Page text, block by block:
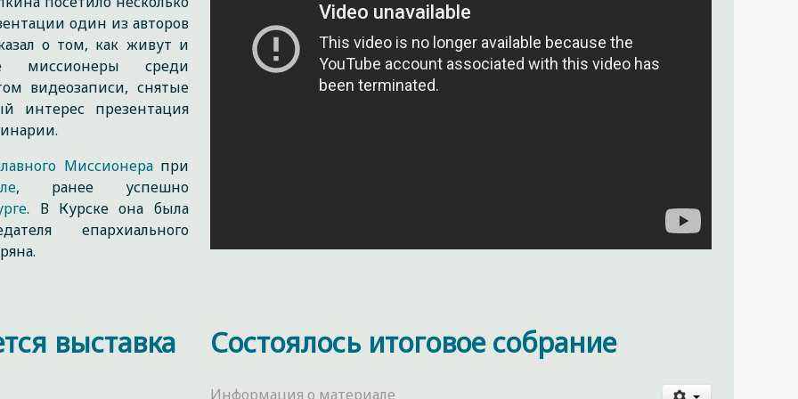
один из авторов
о том, как живут и
миссионеры среди
видеозаписи, снятые
интерес презентация
Миссионерапри
, ранее успешно
. В Курске она была
епархиального
выставка Состоялось итоговое собрание
Информация о материале